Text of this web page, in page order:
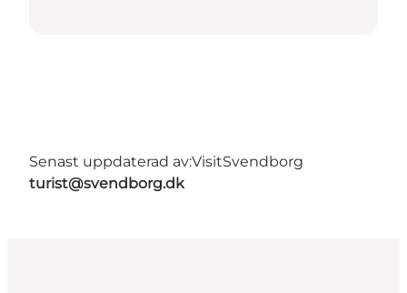
Senast uppdaterad av:VisitSvendborg
turist@svendborg.dk